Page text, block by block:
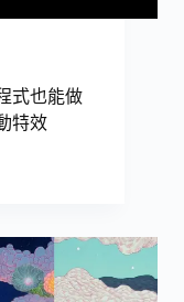
式也能做
特效